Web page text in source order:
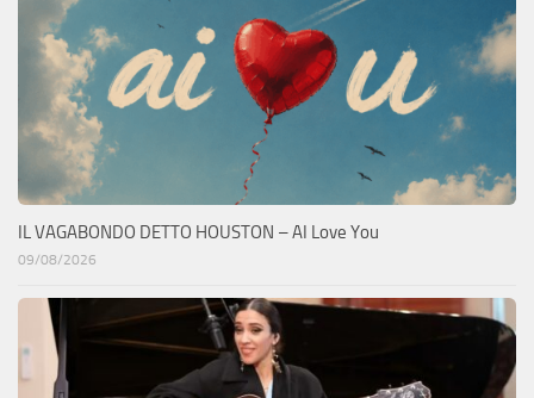
IL VAGABONDO DETTO HOUSTON – AI Love You
09/08/2026